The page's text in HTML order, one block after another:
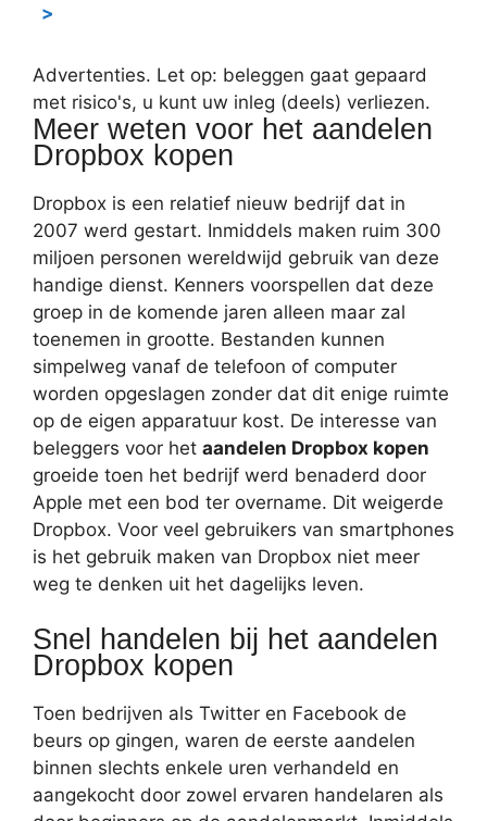
>
Advertenties. Let op: beleggen gaat gepaard
met risico's, u kunt uw inleg (deels) verliezen.
Meer weten voor het aandelen
Dropbox kopen
Dropbox is een relatief nieuw bedrijf dat in
2007 werd gestart. Inmiddels maken ruim 300
miljoen personen wereldwijd gebruik van deze
handige dienst. Kenners voorspellen dat deze
groep in de komende jaren alleen maar zal
toenemen in grootte. Bestanden kunnen
simpelweg vanaf de telefoon of computer
worden opgeslagen zonder dat dit enige ruimte
op de eigen apparatuur kost. De interesse van
beleggers voor het aandelen Dropbox kopen
groeide toen het bedrijf werd benaderd door
Apple met een bod ter overname. Dit weigerde
Dropbox. Voor veel gebruikers van smartphones
is het gebruik maken van Dropbox niet meer
weg te denken uit het dagelijks leven.
Snel handelen bij het aandelen
Dropbox kopen
Toen bedrijven als Twitter en Facebook de
beurs op gingen, waren de eerste aandelen
binnen slechts enkele uren verhandeld en
aangekocht door zowel ervaren handelaren als